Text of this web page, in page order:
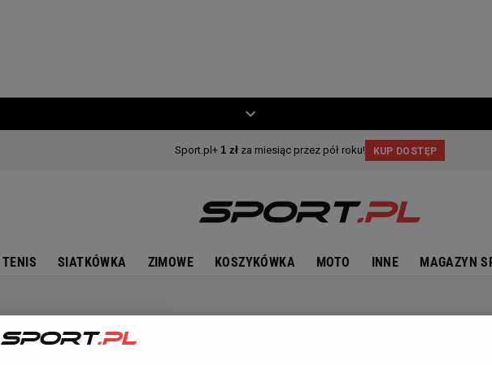
TENIS SIATKÓWKA ZIMOWE KOSZYKÓWKA MOTO INNE MAGAZYN